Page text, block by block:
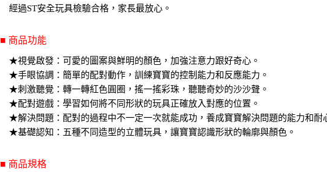
經過ST安全玩具檢驗合格，家長最放心。
■ 商品功能
★視覺啟發：可愛的圖案與鮮明的顏色，加強注意力跟好奇心。
★手眼協調：簡單的配對動作，訓練寶寶的控制能力和反應能力。
★刺激聽覺：轉一轉紅色圓圈，搖一搖彩珠，聽聽奇妙的沙沙聲。
★配對遊戲：學習如何將不同形狀的玩具正確放入對應的位置。
★解決問題：配對的過程中不一定一次就能成功，養成寶寶解決問題的能力和耐
★基礎認知：五種不同造型的立體玩具，讓寶寶認識形狀的輪廓與顏色。
■ 商品規格